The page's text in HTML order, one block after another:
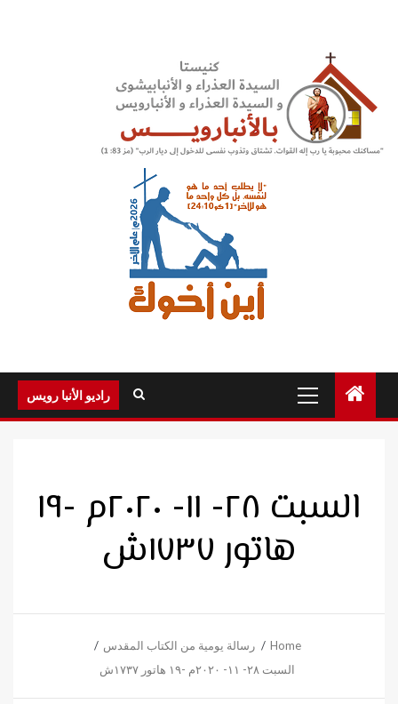
Menu
راديو الأنبا رويس
السبت ٢٨- ١١- ٢٠٢٠م -١٩
هاتور ١٧٣٧ش
Home
رسالة يومية من الكتاب المقدس
السبت ٢٨- ١١- ٢٠٢٠م -١٩ هاتور ١٧٣٧ش